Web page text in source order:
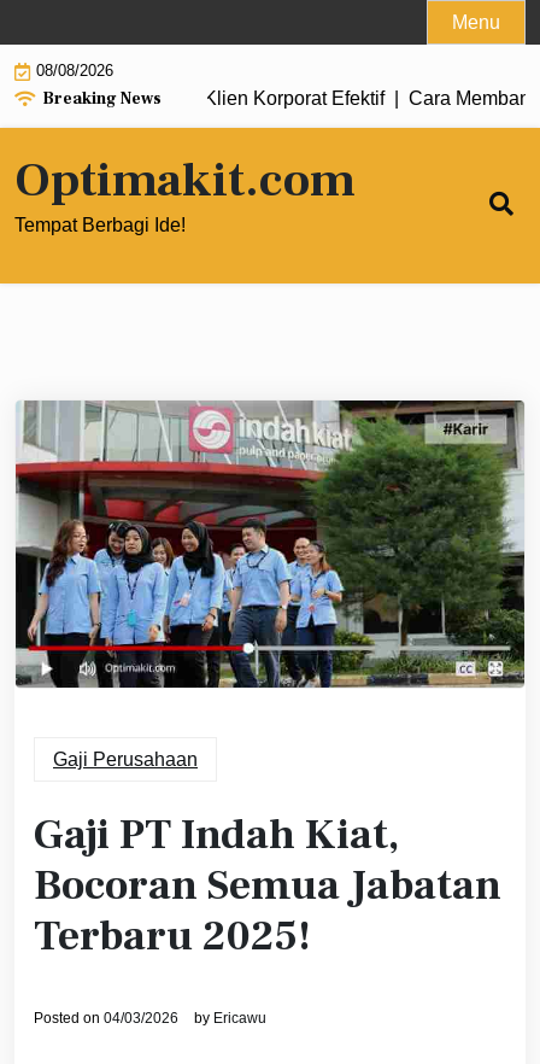
to
content
Menu
08/08/2026
Breaking News
Mendapatkan Klien Korporat Efektif |Cara Membangun
Optimakit.com
Tempat Berbagi Ide!
Gaji Perusahaan
Gaji PT Indah Kiat,
Bocoran Semua Jabatan
Terbaru 2025!
Posted on 04/03/2026 by Ericawu